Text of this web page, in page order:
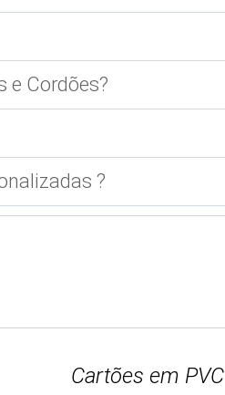
e Cordões?
?
Cartões em PVC